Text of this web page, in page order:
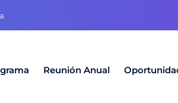
Reunión Anual